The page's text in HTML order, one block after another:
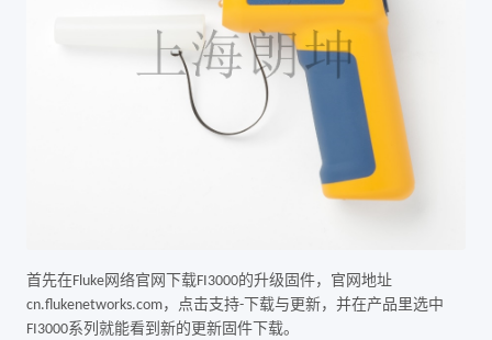
首先在Fluke网络官网下载FI3000的升级固件，官网地址
cn.flukenetworks.com，点击支持- 下载与更新，并在产品里选中
FI3000系列就能看到新的更新固件下载。